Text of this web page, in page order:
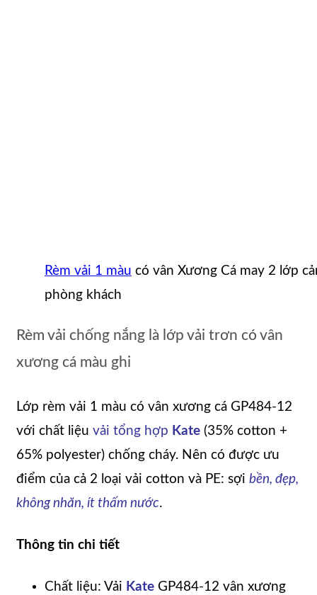
Rèm vải 1 màu có vân Xương Cá may 2 lớp
phòng khách
Rèm vải chống nắng là lớp vải trơn có vân
xương cá màu ghi
Lớp rèm vải 1 màu có vân xương cá GP484-12
với chất liệu vải tổng hợp Kate (35% cotton +
65% polyester) chống cháy. Nên có được ưu
điểm của cả 2 loại vải cotton và PE: sợi bền, đẹp,
không nhăn, ít thấm nước.
Thông tin chi tiết
Chất liệu: Vải Kate GP484-12 vân xương